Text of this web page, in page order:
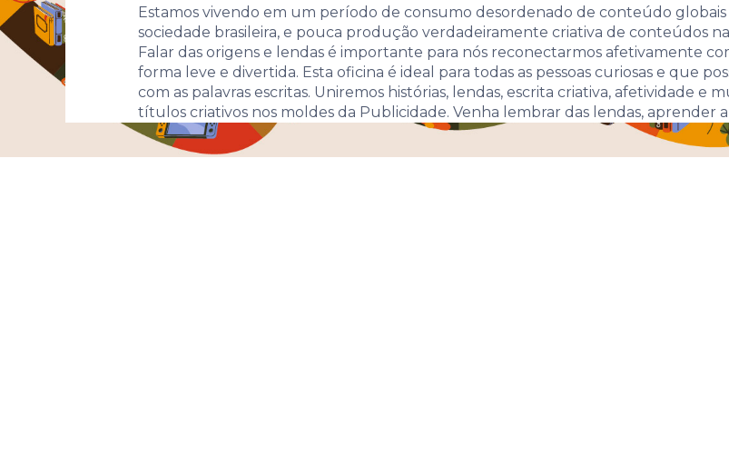
Estamos vivendo em um período de consumo desordenado de conteúdo
sociedade brasileira, e pouca produção verdadeiramente criativa de conteúdos
Falar das origens e lendas é importante para nós reconectarmos afetivamente
forma leve e divertida. Esta oficina é ideal para todas as pessoas curiosas e que
com as palavras escritas. Uniremos histórias, lendas, escrita criativa, afetividade e
títulos criativos nos moldes da Publicidade. Venha lembrar das lendas, aprender